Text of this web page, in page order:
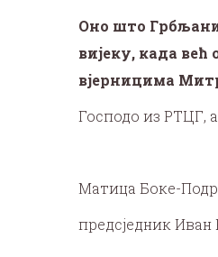
Оно што Грбљани
вијеку, када
вјерницима
Господо из РТЦГ,
Матица Боке-
предсједник